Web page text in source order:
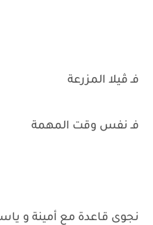
فـ ڤيلا المزرعة
فـ نفس وقت المهمة
نجوى قاعدة مع أمينة و